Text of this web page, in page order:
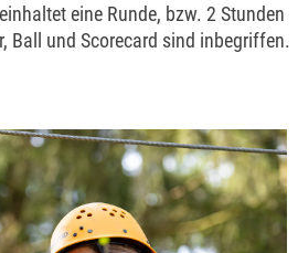
eine Runde, bzw. 2 Stunden
Ball und Scorecard sind inbegriffen.